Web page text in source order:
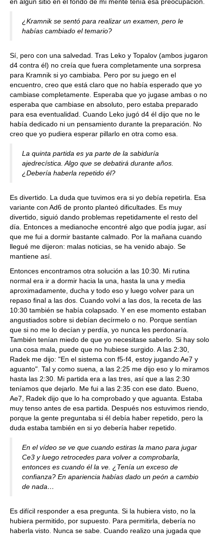
¿Kramnik se sentó para realizar un examen, pero le
habías cambiado el temario?
Sí, pero con una salvedad. Tras Leko y Topalov (ambos jugaron
d4 contra él) no creía que fuera completamente una sorpresa
para Kramnik si yo cambiaba. Pero por su juego en el
encuentro, creo que está claro que no había esperado que yo
cambiase completamente. Esperaba que yo jugase ambas o no
esperaba que cambiase en absoluto, pero estaba preparado
para esa eventualidad. Cuando Leko jugó d4 él dijo que no le
había dedicado ni un pensamiento durante la preparación. No
creo que yo pudiera esperar pillarlo en otra como esa.
La quinta partida es ya parte de la sabiduría
ajedrecística. Algo que se debatirá durante años.
¿Debería haberla repetido él?
Es divertido. La duda que tuvimos era si yo debía repetirla. Esa
variante con Ad6 de pronto planteó dificultades. Es muy
divertido, siguió dando problemas repetidamente el resto del
día. Entonces a medianoche encontré algo que podía jugar, así
que me fui a dormir bastante calmado. Por la mañana cuando
llegué me dijeron: malas noticias, se ha venido abajo. Se
mantiene así.
Entonces encontramos otra solución a las 10:30. Mi rutina
normal era ir a dormir hacia la una, hasta la una y media
aproximadamente, ducha y todo eso y luego volver para un
repaso final a las dos. Cuando volví a las dos, la receta de las
10:30 también se había colapsado. Y en ese momento estaban
angustiados sobre si debían decírmelo o no. Porque sentían
que si no me lo decían y perdía, yo nunca les perdonaría.
También tenían miedo de que yo necesitase saberlo. Si hay solo
una cosa mala, puede que no hubiese surgido. A las 2:30,
Radek me dijo: "En el sistema con f5-f4, estoy jugando Ae7 y
aguanto". Tal y como suena, a las 2:25 me dijo eso y lo miramos
hasta las 2:30. Mi partida era a las tres, así que a las 2:30
teníamos que dejarlo. Me fui a las 2:35 con ese dato. Bueno,
Ae7, Radek dijo que lo ha comprobado y que aguanta. Estaba
muy tenso antes de esa partida. Después nos estuvimos riendo,
porque la gente preguntaba si él debía haber repetido, pero la
duda estaba también en si yo debería haber repetido.
En el vídeo se ve que cuando estiras la mano para jugar
Ce3 y luego retrocedes para volver a comprobarla,
entonces es cuando él la ve. ¿Tenía un exceso de
confianza? En apariencia habías dado un peón a cambio
de nada…
Es difícil responder a esa pregunta. Si la hubiera visto, no la
hubiera permitido, por supuesto. Para permitirla, debería no
haberla visto. Nunca se sabe. Cuando realizo una jugada que